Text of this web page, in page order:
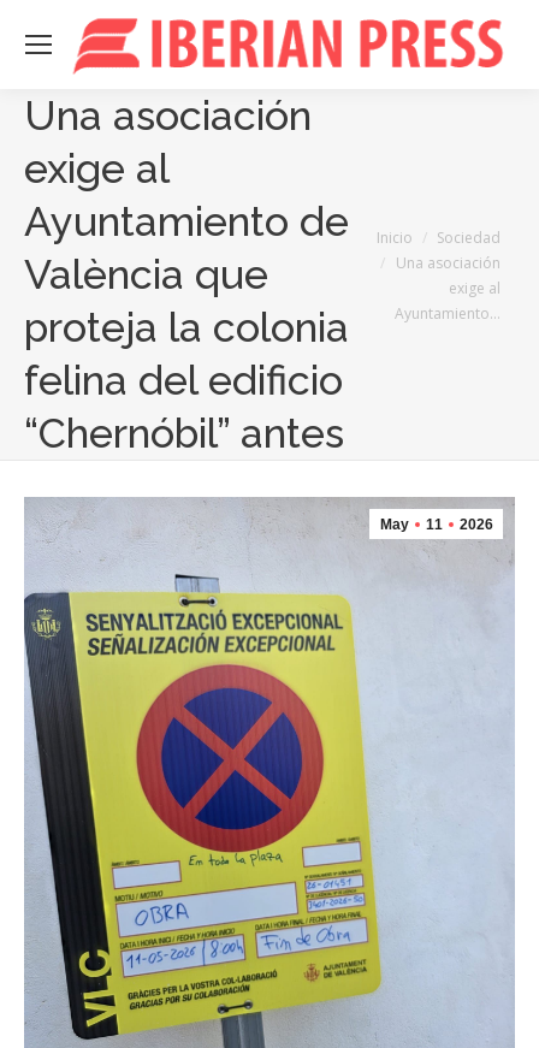
Una asociación
exige al
Ayuntamiento de
València que
proteja la colonia
felina del edificio
“Chernóbil” antes
Estás aquí:
Inicio
Sociedad
Una asociación
exige al
Ayuntamiento…
May 11 2026